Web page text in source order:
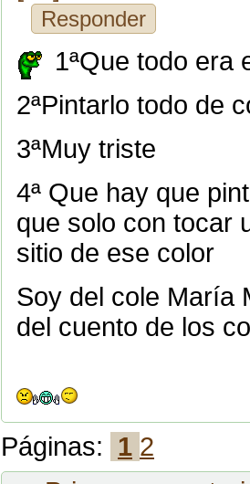
Responder
1ªQue todo era
2ªPintarlo todo de
3ªMuy triste
4ª Que hay que
que solo con tocar
sitio de ese color
Soy del cole María
del cuento de los
Páginas: 1 2